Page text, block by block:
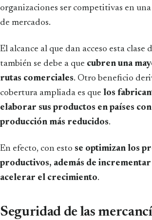
organizaciones ser competitivas en
de mercados.
El alcance al que dan acceso esta clase
también se debe a que cubren una
rutas comerciales. Otro beneficio
cobertura ampliada es que los
elaborar sus productos en países con
producción más reducidos.
En efecto, con esto se optimizan los
productivos, además de incrementar
acelerar el crecimiento.
Seguridad de las